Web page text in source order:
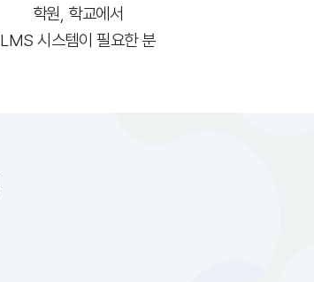
학원, 학교에서
LMS 시스템이 필요한 분